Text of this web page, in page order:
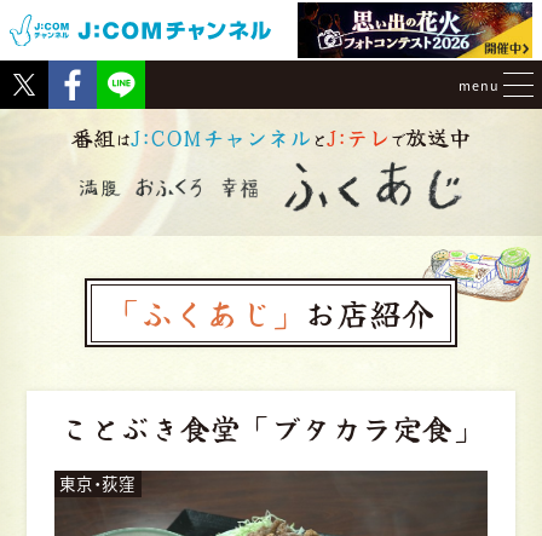
Tweet Facebook
menu
番組はJ:COMチャンネル とJ:テレ で放送中
「ふくあじ」 お店紹介
ことぶき食堂 「ブタカラ定食」
東京・荻窪